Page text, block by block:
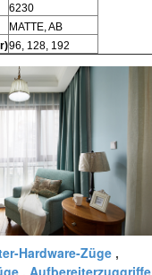
6230
MATTE, AB
96, 128, 192
Hardware-Züge ,
, Aufbereiterzuggriffe